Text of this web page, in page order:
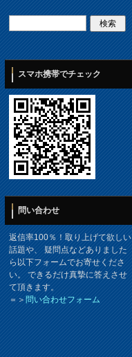
スマホ携帯でチェック
問い合わせ
返信率100％！取り上げて欲しい
話題や、 疑問点などありました
ら以下フォームでお寄せくださ
い。 できるだけ真摯に答えさせ
て頂きます。
＝＞問い合わせフォーム